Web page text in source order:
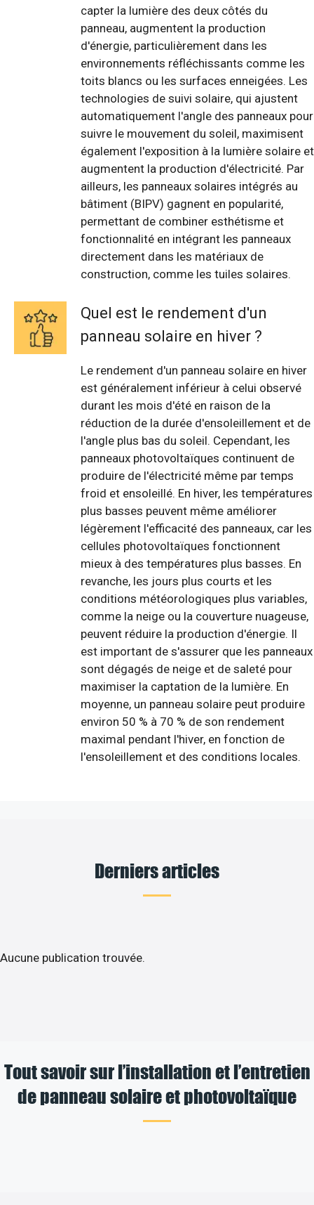
capter la lumière des deux côtés du
panneau, augmentent la production
d'énergie, particulièrement dans les
environnements réfléchissants comme les
toits blancs ou les surfaces enneigées. Les
technologies de suivi solaire, qui ajustent
automatiquement l'angle des panneaux pour
suivre le mouvement du soleil, maximisent
également l'exposition à la lumière solaire et
augmentent la production d'électricité. Par
ailleurs, les panneaux solaires intégrés au
bâtiment (BIPV) gagnent en popularité,
permettant de combiner esthétisme et
fonctionnalité en intégrant les panneaux
directement dans les matériaux de
construction, comme les tuiles solaires.
Quel est le rendement d'un
panneau solaire en hiver ?
Le rendement d'un panneau solaire en hiver
est généralement inférieur à celui observé
durant les mois d'été en raison de la
réduction de la durée d'ensoleillement et de
l'angle plus bas du soleil. Cependant, les
panneaux photovoltaïques continuent de
produire de l'électricité même par temps
froid et ensoleillé. En hiver, les températures
plus basses peuvent même améliorer
légèrement l'efficacité des panneaux, car les
cellules photovoltaïques fonctionnent
mieux à des températures plus basses. En
revanche, les jours plus courts et les
conditions météorologiques plus variables,
comme la neige ou la couverture nuageuse,
peuvent réduire la production d'énergie. Il
est important de s'assurer que les panneaux
sont dégagés de neige et de saleté pour
maximiser la captation de la lumière. En
moyenne, un panneau solaire peut produire
environ 50 % à 70 % de son rendement
maximal pendant l'hiver, en fonction de
l'ensoleillement et des conditions locales.
Derniers articles
Aucune publication trouvée.
Tout savoir sur l’installation et l’entretien
de panneau solaire et photovoltaïque